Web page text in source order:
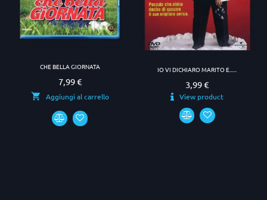
CHE BELLA GIORNATA
Prezzo
7,99 €
Aggiungi al carrello
IO VI DICHIARO MARITO E......
Prezzo
3,99 €
View product